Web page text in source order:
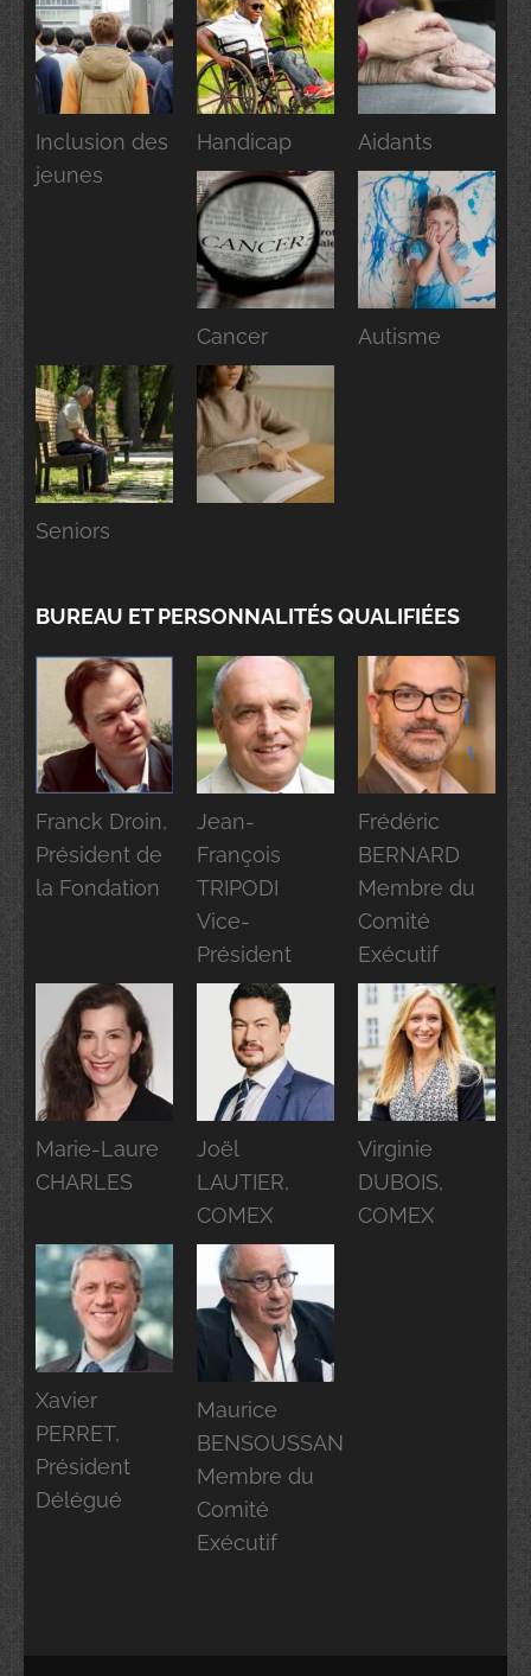
Inclusion des
jeunes
Handicap Aidants
Cancer Autisme
Seniors
BUREAU ET PERSONNALITÉS QUALIFIÉES
Franck Droin,
Président de
la Fondation
Jean-
François
TRIPODI
Vice-
Président
Frédéric
BERNARD
Membre du
Comité
Exécutif
Marie-Laure
CHARLES
Joël
LAUTIER,
COMEX
Virginie
DUBOIS,
COMEX
Xavier
PERRET,
Président
Délégué
Maurice
BENSOUSSAN
Membre du
Comité
Exécutif